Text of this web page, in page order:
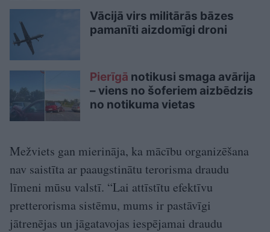
Vācijā virs militārās bāzes
pamanīti aizdomīgi droni
Pierīgā notikusi smaga avārija
– viens no šoferiem aizbēdzis
no notikuma vietas
Mežviets gan mierināja, ka mācību organizēšana
nav saistīta ar paaugstinātu terorisma draudu
līmeni mūsu valstī. “Lai attīstītu efektīvu
pretterorisma sistēmu, mums ir pastāvīgi
jātrenējas un jāgatavojas iespējamai draudu